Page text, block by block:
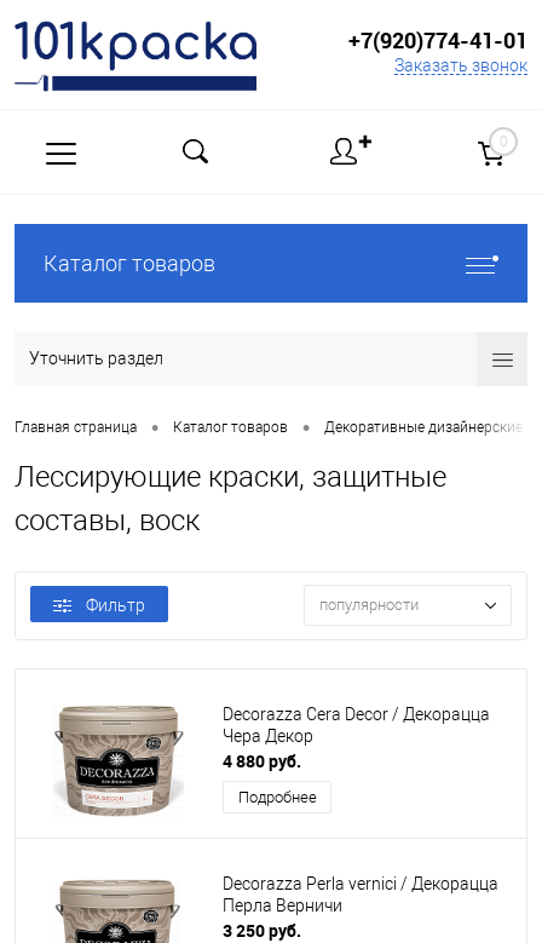
+7(920)774-41-01
Заказать звонок
✚ 0
Каталог товаров
Уточнить раздел
Главная страница • Каталог товаров • Декоративные дизайнерские
Лессирующие краски, защитные
составы, воск
Фильтр популярности
Decorazza Cera Decor / Декорацца
Чера Декор
4 880 руб.
Подробнее
Decorazza Perla vernici / Декорацца
Перла Верничи
3 250 руб.